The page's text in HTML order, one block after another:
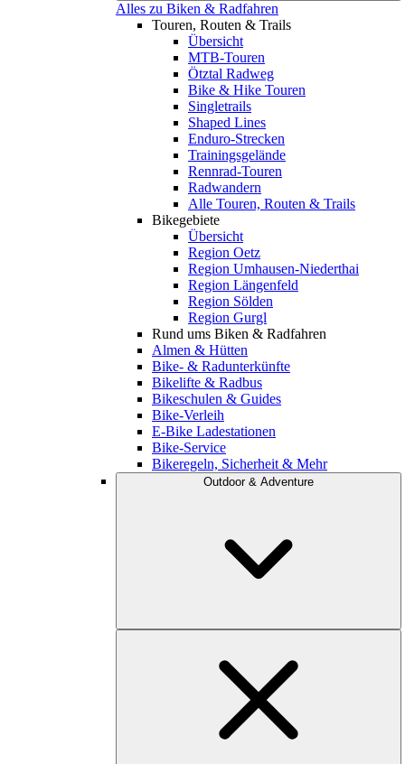
Alles zu Biken & Radfahren
Touren, Routen & Trails
Übersicht
MTB-Touren
Ötztal Radweg
Bike & Hike Touren
Singletrails
Shaped Lines
Enduro-Strecken
Trainingsgelände
Rennrad-Touren
Radwandern
Alle Touren, Routen & Trails
Bikegebiete
Übersicht
Region Oetz
Region Umhausen-Niederthai
Region Längenfeld
Region Sölden
Region Gurgl
Rund ums Biken & Radfahren
Almen & Hütten
Bike- & Radunterkünfte
Bikelifte & Radbus
Bikeschulen & Guides
Bike-Verleih
E-Bike Ladestationen
Bike-Service
Bikeregeln, Sicherheit & Mehr
Outdoor & Adventure